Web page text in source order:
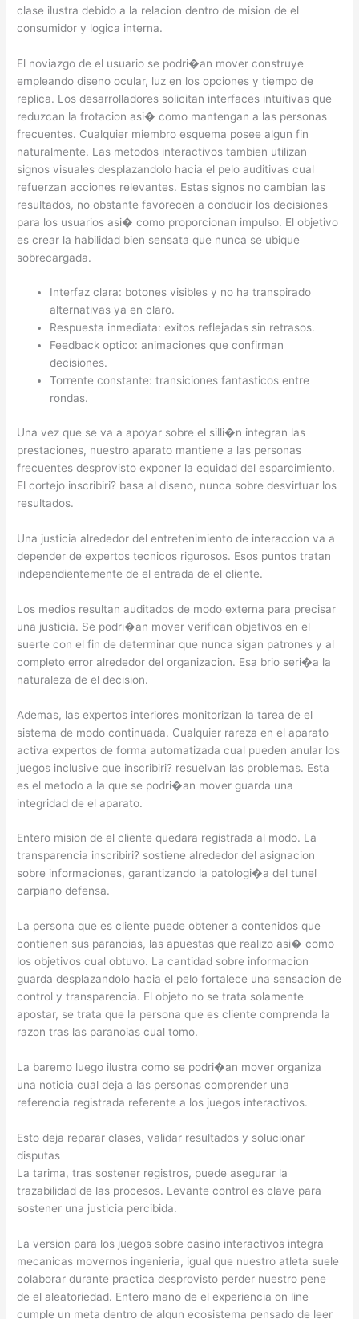
clase ilustra debido a la relacion dentro de mision de el
consumidor y logica interna.
El noviazgo de el usuario se podri�an mover construye
empleando diseno ocular, luz en los opciones y tiempo de
replica. Los desarrolladores solicitan interfaces intuitivas que
reduzcan la frotacion asi� como mantengan a las personas
frecuentes. Cualquier miembro esquema posee algun fin
naturalmente. Las metodos interactivos tambien utilizan
signos visuales desplazandolo hacia el pelo auditivas cual
refuerzan acciones relevantes. Estas signos no cambian las
resultados, no obstante favorecen a conducir los decisiones
para los usuarios asi� como proporcionan impulso. El objetivo
es crear la habilidad bien sensata que nunca se ubique
sobrecargada.
Interfaz clara: botones visibles y no ha transpirado
alternativas ya en claro.
Respuesta inmediata: exitos reflejadas sin retrasos.
Feedback optico: animaciones que confirman
decisiones.
Torrente constante: transiciones fantasticos entre
rondas.
Una vez que se va a apoyar sobre el silli�n integran las
prestaciones, nuestro aparato mantiene a las personas
frecuentes desprovisto exponer la equidad del esparcimiento.
El cortejo inscribiri? basa al diseno, nunca sobre desvirtuar los
resultados.
Una justicia alrededor del entretenimiento de interaccion va a
depender de expertos tecnicos rigurosos. Esos puntos tratan
independientemente de el entrada de el cliente.
Los medios resultan auditados de modo externa para precisar
una justicia. Se podri�an mover verifican objetivos en el
suerte con el fin de determinar que nunca sigan patrones y al
completo error alrededor del organizacion. Esa brio seri�a la
naturaleza de el decision.
Ademas, las expertos interiores monitorizan la tarea de el
sistema de modo continuada. Cualquier rareza en el aparato
activa expertos de forma automatizada cual pueden anular los
juegos inclusive que inscribiri? resuelvan las problemas. Esta
es el metodo a la que se podri�an mover guarda una
integridad de el aparato.
Entero mision de el cliente quedara registrada al modo. La
transparencia inscribiri? sostiene alrededor del asignacion
sobre informaciones, garantizando la patologi�a del tunel
carpiano defensa.
La persona que es cliente puede obtener a contenidos que
contienen sus paranoias, las apuestas que realizo asi� como
los objetivos cual obtuvo. La cantidad sobre informacion
guarda desplazandolo hacia el pelo fortalece una sensacion de
control y transparencia. El objeto no se trata solamente
apostar, se trata que la persona que es cliente comprenda la
razon tras las paranoias cual tomo.
La baremo luego ilustra como se podri�an mover organiza
una noticia cual deja a las personas comprender una
referencia registrada referente a los juegos interactivos.
Esto deja reparar clases, validar resultados y solucionar
disputas
La tarima, tras sostener registros, puede asegurar la
trazabilidad de las procesos. Levante control es clave para
sostener una justicia percibida.
La version para los juegos sobre casino interactivos integra
mecanicas movernos ingenieria, igual que nuestro atleta suele
colaborar durante practica desprovisto perder nuestro pene
de el aleatoriedad. Entero mano de el experiencia on line
cumple un meta dentro de algun ecosistema pensado de leer